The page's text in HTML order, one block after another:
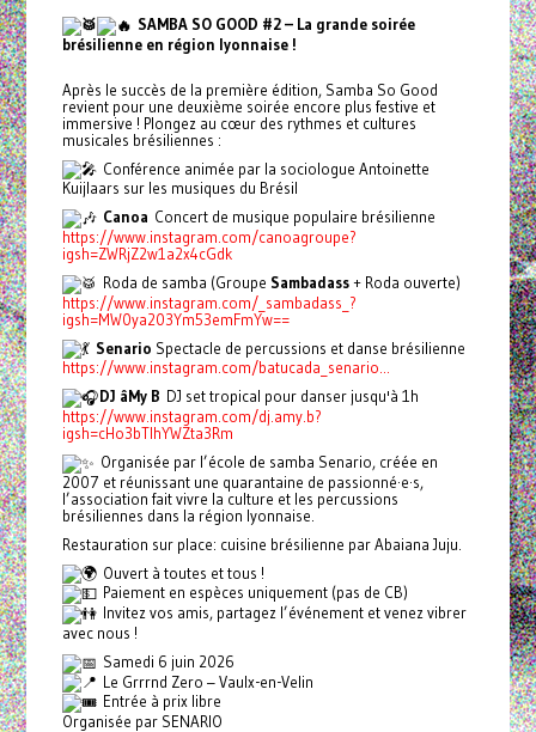
SAMBA SO GOOD #2 – La grande soirée
brésilienne en région lyonnaise !
Après le succès de la première édition, Samba So Good
revient pour une deuxième soirée encore plus festive et
immersive ! Plongez au cœur des rythmes et cultures
musicales brésiliennes :
Conférence animée par la sociologue Antoinette
Kuijlaars sur les musiques du Brésil
Canoa Concert de musique populaire brésilienne
https://www.instagram.com/canoagroupe?
igsh=ZWRjZ2w1a2x4cGdk
Roda de samba (Groupe Sambadass+ Roda ouverte)
https://www.instagram.com/_sambadass_?
igsh=MW0ya203Ym53emFmYw==
Senario Spectacle de percussions et danse brésilienne
https://www.instagram.com/batucada_senario...
DJ âMy B DJ set tropical pour danser jusqu'à 1h
https://www.instagram.com/dj.amy.b?
igsh=cHo3bTlhYWZta3Rm
Organisée par l’école de samba Senario, créée en
2007 et réunissant une quarantaine de passionné·e·s,
l’association fait vivre la culture et les percussions
brésiliennes dans la région lyonnaise.
Restauration sur place: cuisine brésilienne par Abaiana Juju.
Ouvert à toutes et tous !
Paiement en espèces uniquement (pas de CB)
Invitez vos amis, partagez l’événement et venez vibrer
avec nous !
Samedi 6 juin 2026
Le Grrrnd Zero – Vaulx-en-Velin
Entrée à prix libre
Organisée par SENARIO